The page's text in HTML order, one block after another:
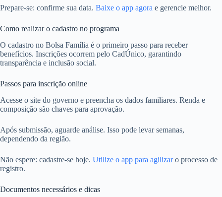
Prepare-se: confirme sua data. Baixe o app agora e gerencie melhor.
Como realizar o cadastro no programa
O cadastro no Bolsa Família é o primeiro passo para receber
benefícios. Inscrições ocorrem pelo CadÚnico, garantindo
transparência e inclusão social.
Passos para inscrição online
Acesse o site do governo e preencha os dados familiares. Renda e
composição são chaves para aprovação.
Após submissão, aguarde análise. Isso pode levar semanas,
dependendo da região.
Não espere: cadastre-se hoje. Utilize o app para agilizaro processo de
registro.
Documentos necessários e dicas